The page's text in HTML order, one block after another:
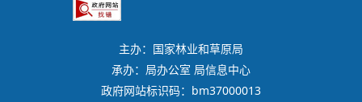
主办：国家林业和草原局
承办：局办公室 局信息中心
政府网站标识码：bm37000013